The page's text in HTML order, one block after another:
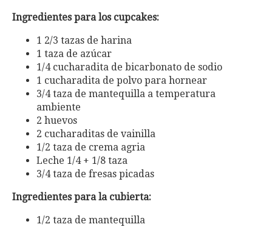
Ingredientes para los cupcakes:
1 2/3 tazas de harina
1 taza de azúcar
1/4 cucharadita de bicarbonato de sodio
1 cucharadita de polvo para hornear
3/4 taza de mantequilla a temperatura
ambiente
2 huevos
2 cucharaditas de vainilla
1/2 taza de crema agria
Leche 1/4 + 1/8 taza
3/4 taza de fresas picadas
Ingredientes para la cubierta:
1/2 taza de mantequilla